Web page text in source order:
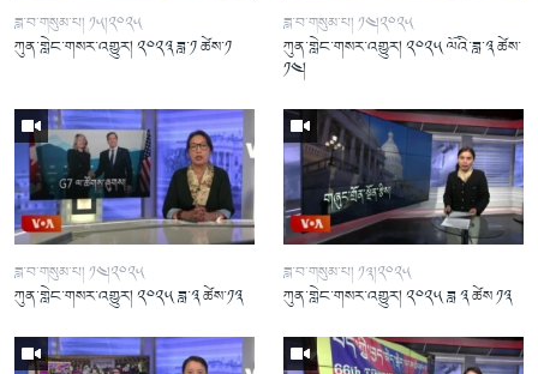
ཟླ་བ་གསུམ་པ། ༡༥།༢༠༢༥
ཀུན་གླེང་གསར་འགྱུར། ༢༠༢༣ ཟླ་༡ ཚེས་༡
ཟླ་བ་གསུམ་པ། ༡༤།༢༠༢༥
ཀུན་གླེང་གསར་འགྱུར། ༢༠༢༥ ལོའི་ཟླ་༣ ཚེས་
༡༤།
ཟླ་བ་གསུམ་པ། ༡༤།༢༠༢༥
ཀུན་གླེང་གསར་འགྱུར། ༢༠༢༥ ཟླ་༣ ཚེས་༡༣
ཟླ་བ་གསུམ་པ། ༡༣།༢༠༢༥
ཀུན་གླེང་གསར་འགྱུར། ༢༠༢༥ ཟླ ༣ ཚེས ༡༣